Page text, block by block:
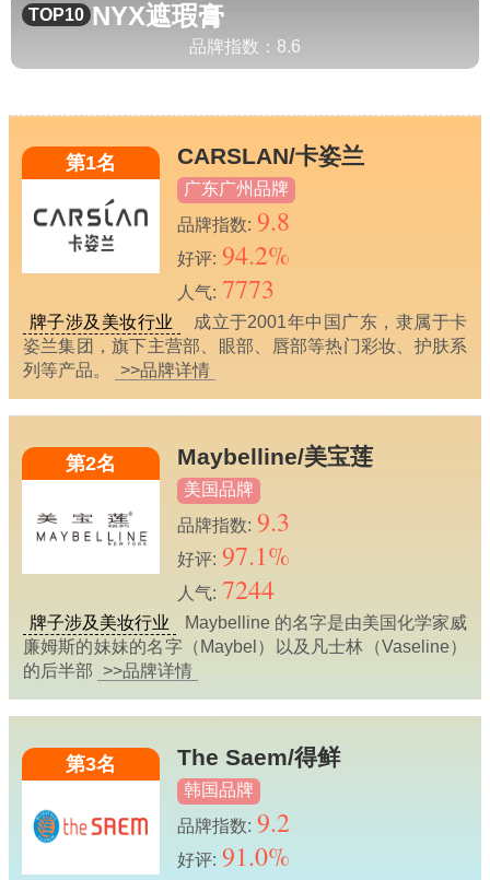
TOP10 NYX遮瑕膏
品牌指数： 8.6
第1名 CARSLAN/卡姿兰
广东广州品牌
品牌指数: 9.8
好评: 94.2%
人气: 7773
牌子涉及美妆行业
成立于2001年中国广东，隶属于卡
姿兰集团，旗下主营部、眼部、唇部等热门彩妆、护肤系
列等产品。
>>品牌详情
第2名 Maybelline/美宝莲
美国品牌
品牌指数: 9.3
好评: 97.1%
人气: 7244
牌子涉及美妆行业
Maybelline 的名字是由美国化学家威
廉姆斯的妹妹的名字（Maybel）以及凡士林（Vaseline）
的后半部 >>品牌详情
第3名 The Saem/得鲜
韩国品牌
品牌指数: 9.2
好评: 91.0%